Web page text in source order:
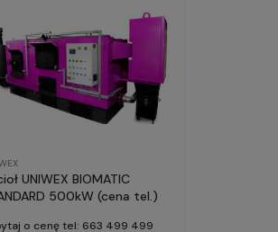
UNIWEX BIOMATIC
500kW (cena tel.)
o cenę tel: 663 499 499